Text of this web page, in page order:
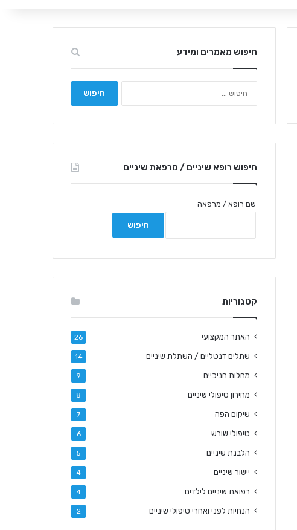
חיפוש מאמרים ומידע
ו
חיפוש רופא שיניים / מרפאת שיניים
שם רופא / מרפאה
קטגוריות
האתר המקצועי 26
שתלים דנטליים / השתלת שיניים 14
מחלות חניכיים 9
מחירון טיפולי שיניים 8
שיקום הפה 7
טיפולי שורש 6
הלבנת שיניים 5
יישור שיניים 4
רפואת שיניים לילדים 4
הנחיות לפני ואחרי טיפולי שיניים 2